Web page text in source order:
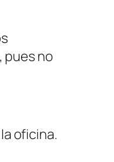
pues no
oficina.